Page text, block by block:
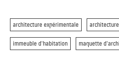
architecture expérimentale
immeuble d'habitation maquette